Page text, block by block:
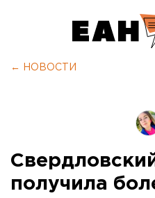
← НОВОСТИ
получила